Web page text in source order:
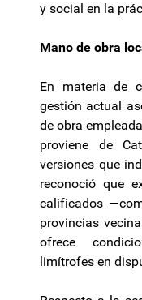
y social en la
Mano de obra
En materia de
gestión actual
de obra
proviene de
versiones que
reconoció que
calificados
provincias
ofrece
limítrofes en